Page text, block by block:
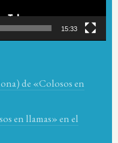
15:33
de «Colosos en
en llamas» en el